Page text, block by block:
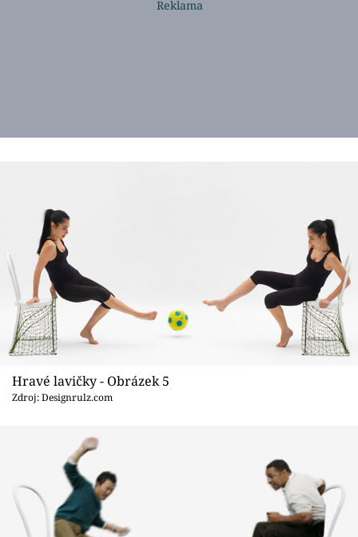
Hravé lavičky - Obrázek 5
Zdroj: Designrulz.com